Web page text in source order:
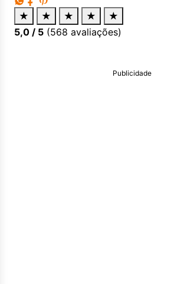
★ ★ ★ ★
★
5,0 / 5 (568 avaliações)
Publicidade